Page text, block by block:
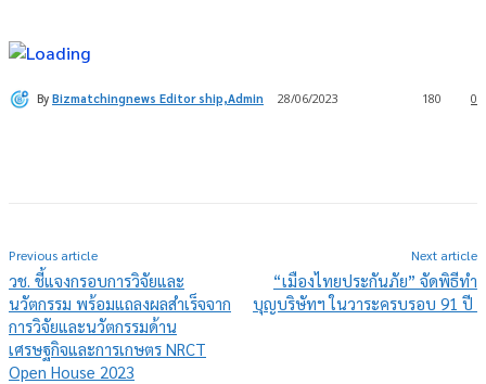
By Bizmatchingnews Editor ship,Admin 28/06/2023 0
180
Previous article
วช. ชี้แจงกรอบการวิจัยและ
นวัตกรรม พร้อมแถลงผลสำเร็จจาก
การวิจัยและนวัตกรรมด้าน
เศรษฐกิจและการเกษตร NRCT
Open House 2023
Next article
“เมืองไทยประกันภัย” จัดพิธีทำ
บุญบริษัทฯ ในวาระครบรอบ 91 ปี